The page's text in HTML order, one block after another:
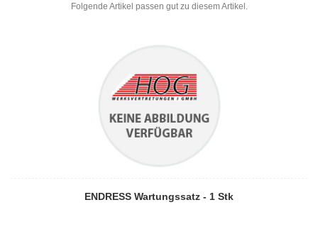
Folgende Artikel passen gut zu diesem Artikel.
ENDRESS Wartungssatz - 1 Stk